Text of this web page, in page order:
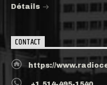
Détails
CONTACT
https://